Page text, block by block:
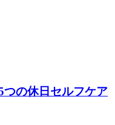
の休日セルフケア